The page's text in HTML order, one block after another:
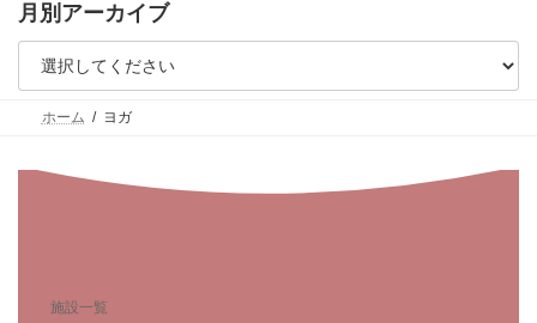
月別アーカイブ
ホーム ヨガ
施設一覧